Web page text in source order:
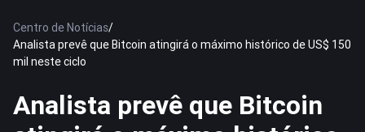
Centro de Notícias/
Analista prevê que Bitcoin atingirá o máximo histórico de US$ 150
mil neste ciclo
Analista prevê que Bitcoin